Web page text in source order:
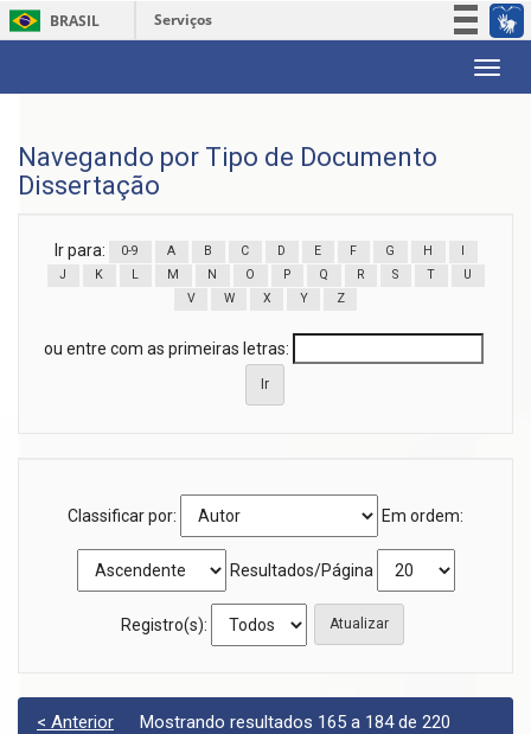
BRASIL
Serviços
Acesso à informação
Canais
Navegando por Tipo de Documento
Dissertação
Ir para: 0-9 A B C D E F G H
J
K L M N O P Q R S T
U
V
W X Y Z
ou entre com as primeiras letras:
Classificar por: Em ordem:
Resultados/Página
Registro(s):
Mostrando resultados 165 a 184 de 220
< Anterior